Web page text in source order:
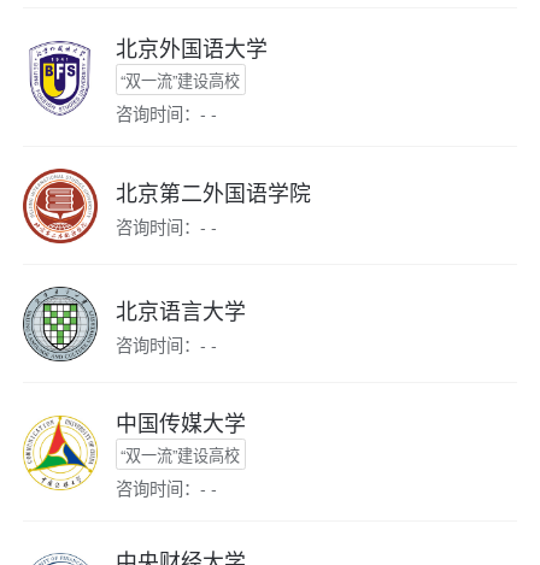
北京外国语大学
“双一流”建设高校
咨询时间：- -
北京第二外国语学院
咨询时间：- -
北京语言大学
咨询时间：- -
中国传媒大学
“双一流”建设高校
咨询时间：- -